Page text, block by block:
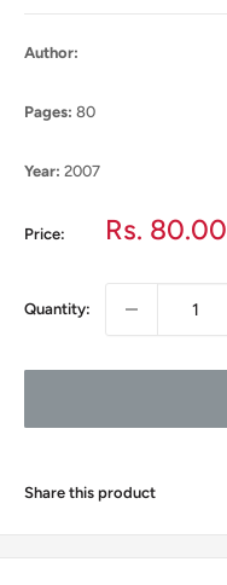
Author:
Pages: 80
Year: 2007
Price:
Sale
Rs. 80.00
Quantity:
Share this product